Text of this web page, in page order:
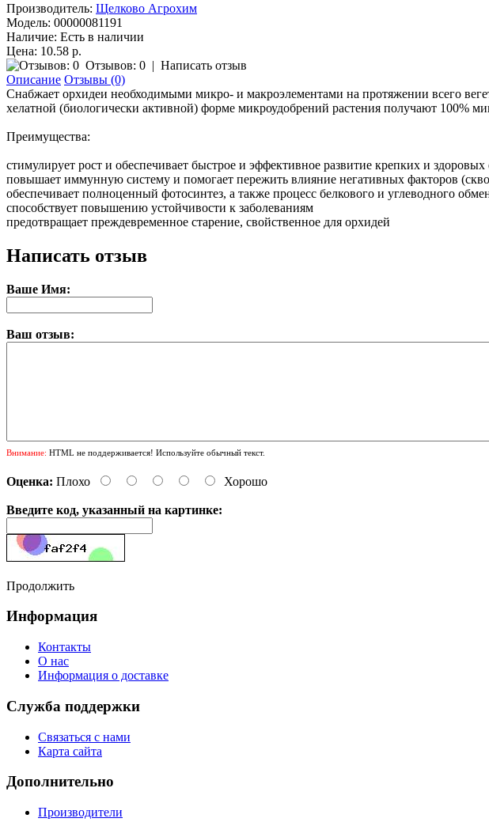
Производитель: Щелково Агрохим
Модель: 00000081191
Наличие: Есть в наличии
Цена: 10.58 р.
Отзывов: 0 | Написать отзыв
Описание Отзывы (0)
Снабжает орхидеи необходимыми микро- и макроэлементами на протяжении всего
хелатной (биологически активной) форме микроудобрений растения получают 100%
Преимущества:
стимулирует рост и обеспечивает быстрое и эффективное развитие крепких и
повышает иммунную систему и помогает пережить влияние негативных факторов
обеспечивает полноценный фотосинтез, а также процесс белкового и углеводного
способствует повышению устойчивости к заболеваниям
предотвращает преждевременное старение, свойственное для орхидей
Написать отзыв
Ваше Имя:
Ваш отзыв:
Внимание: HTML не поддерживается! Используйте обычный текст.
Оценка: Плохо Хорошо
Введите код, указанный на картинке:
Продолжить
Информация
Контакты
О нас
Информация о доставке
Служба поддержки
Связаться с нами
Карта сайта
Дополнительно
Производители